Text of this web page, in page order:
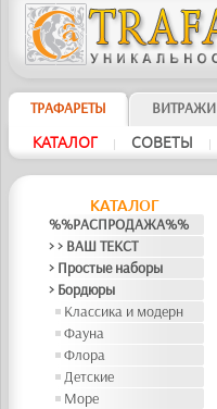
ТРАФАРЕТЫ ВИТРАЖИ
КАТАЛОГ | СОВЕТЫ |
КАТАЛОГ
%%РАСПРОДАЖА%%
> > ВАШ ТЕКСТ
> Простые наборы
> Бордюры
Классика и модерн
Фауна
Флора
Детские
Море